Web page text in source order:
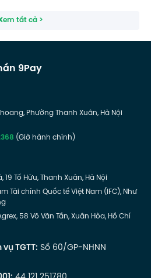
tất cả >
9Pay
Phường Thanh Xuân, Hà Nội
(Giờ hành chính)
19 Tố Hữu, Thanh Xuân, Hà Nội
Tài chính Quốc tế Việt Nam (IFC), Như
58 Võ Văn Tần, Xuân Hòa, Hồ Chí
TGTT: Số 60/GP-NHNN